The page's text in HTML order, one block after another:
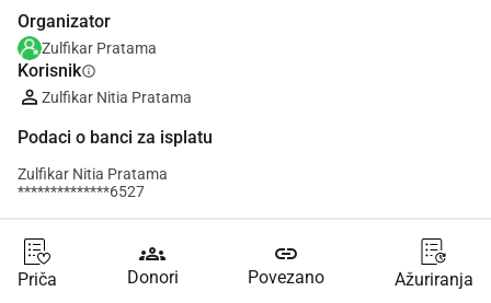
Organizator
Zulfikar Pratama
Korisnikinfo
Zulfikar Nitia Pratama
Podaci o banci za isplatu
Zulfikar Nitia Pratama
**************6527
Priča
groups
Donori
link
Povezano Ažuriranja